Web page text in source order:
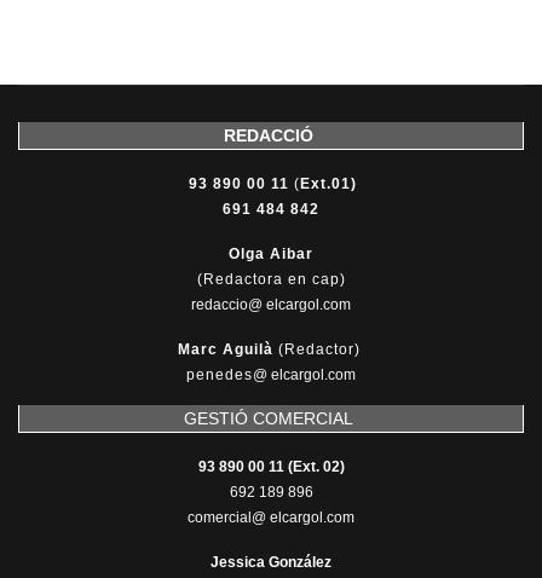
REDACCIÓ
93 890 00 11 ( Ext.01)
691 484 842
Olga Aibar
(Redactora en cap)
redaccio@ elcargol.com
Marc Aguilà (Redactor)
penedes@ elcargol.com
GESTIÓ COMERCIAL
93 890 00 11 (Ext. 02)
692 189 896
comercial@ elcargol.com
Jessica González